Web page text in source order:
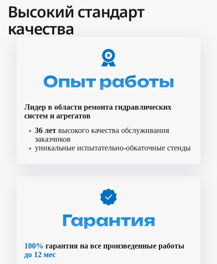
Высокий стандарт
качества
Опыт работы
Лидер в области ремонта гидравлических
систем и агрегатов
36 лет высокого качества обслуживания
заказчиков
уникальные испытательно-обкаточные стенды
Гарантия
100% гарантия на все произведенные работы
до 12 мес